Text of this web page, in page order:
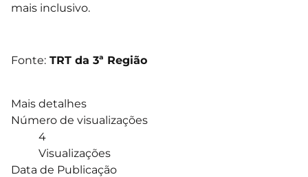
mais inclusivo.
Fonte: TRT da 3ª Região
Mais detalhes
Número de visualizações
4
Visualizações
Data de Publicação